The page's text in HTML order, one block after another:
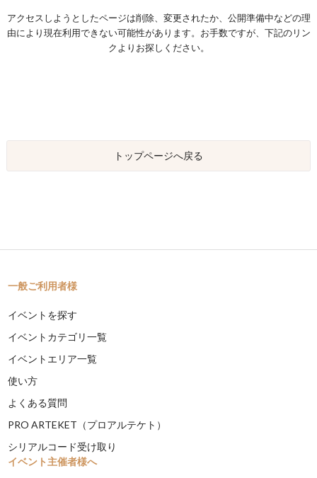
アクセスしようとしたページは削除、変更されたか、公開準備中などの理
由により現在利用できない可能性があります。お手数ですが、下記のリン
クよりお探しください。
トップページへ戻る
一般ご利用者様
イベントを探す
イベントカテゴリ一覧
イベントエリア一覧
使い方
よくある質問
PRO ARTEKET（プロアルテケト）
シリアルコード受け取り
イベント主催者様へ